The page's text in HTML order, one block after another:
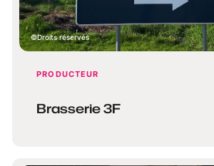
Droits réservés
PRODUCTEUR
Brasserie 3F